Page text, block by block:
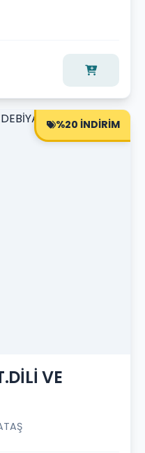
%20 İNDİRİM
VE